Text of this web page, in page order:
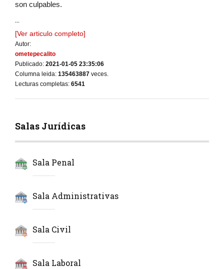
son culpables.
...
[Ver articulo completo]
Autor:
ometepecalito
Publicado: 2021-01-05 23:35:06
Columna leida: 135463887 veces.
Lecturas completas: 6541
Salas Jurídicas
Sala Penal
Sala Administrativas
Sala Civil
Sala Laboral